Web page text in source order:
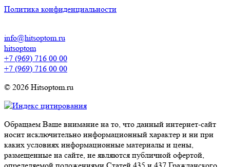
Политика конфиденциальности
info@hitsoptom.ru
hitsoptom
+7 (969) 716 00 00
+7 (969) 716 00 00
© 2026 Hitsoptom.ru
Обращаем Ваше внимание на то, что данный интернет-сайт
носит исключительно информационный характер и ни при
каких условиях информационные материалы и цены,
размещенные на сайте, не являются публичной офертой,
определяемой положениями Статей 435 и 437 Гражданского